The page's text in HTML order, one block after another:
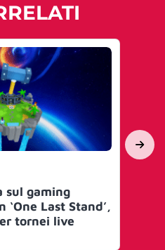
sul gaming
‘One Last Stand’,
tornei live